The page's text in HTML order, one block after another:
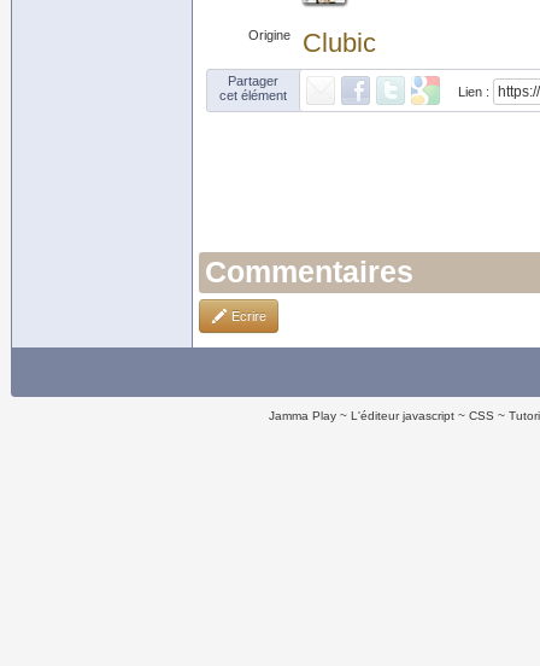
Origine Clubic
Partager
cet élément
Lien :
Commentaires
Ecrire
Jamma Play L'éditeur javascript CSS